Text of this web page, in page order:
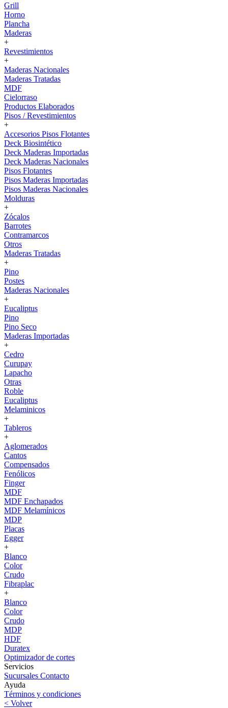
Grill
Horno
Plancha
Maderas
+
Revestimientos
+
Maderas Nacionales
Maderas Tratadas
MDF
Cielorraso
Productos Elaborados
Pisos / Revestimientos
+
Accesorios Pisos Flotantes
Deck Biosintético
Deck Maderas Importadas
Deck Maderas Nacionales
Pisos Flotantes
Pisos Maderas Importadas
Pisos Maderas Nacionales
Molduras
+
Zócalos
Barrotes
Contramarcos
Otros
Maderas Tratadas
+
Pino
Postes
Maderas Nacionales
+
Eucaliptus
Pino
Pino Seco
Maderas Importadas
+
Cedro
Curupay
Lapacho
Otras
Roble
Eucaliptus
Melaminicos
+
Tableros
+
Aglomerados
Cantos
Compensados
Fenólicos
Finger
MDF
MDF Enchapados
MDF Melamínicos
MDP
Placas
Egger
+
Blanco
Color
Crudo
Fibraplac
+
Blanco
Color
Crudo
MDP
HDF
Duratex
Optimizador de cortes
Servicios
Sucursales Contacto
Ayuda
Términos y condiciones
< Volver